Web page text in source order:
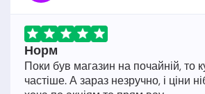
Норм
Поки був магазин на почайній, то
частіше. А зараз незручно, і ціни